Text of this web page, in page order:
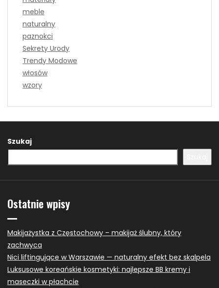
meble
naturalny
paznokci
Sekrety Urody
Trendy Modowe
włosów
wzory
Szukaj
Ostatnie wpisy
Makijażystka z Częstochowy – makijaż ślubny, który
zachwyca
Nici liftingujące w Warszawie — naturalny efekt bez skalpela
Luksusowe koreańskie kosmetyki: najlepsze BB kremy i
maseczki w płachcie